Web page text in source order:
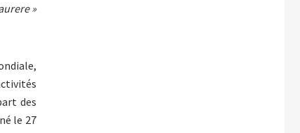
»
des
le 27